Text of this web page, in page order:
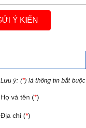
Lưu ý: (*) là thông tin bắt buộc
Họ và tên (*)
Địa chỉ (*)